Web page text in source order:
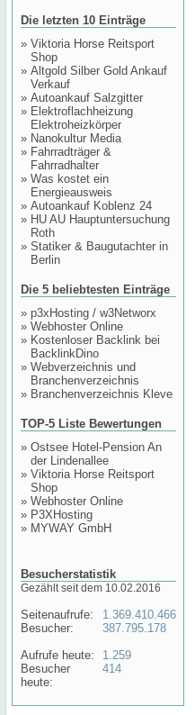
Die letzten 10 Einträge
» Viktoria Horse Reitsport
Shop
» Altgold Silber Gold Ankauf
Verkauf
» Autoankauf Salzgitter
» Elektroflachheizung
Elektroheizkörper
» Nanokultur Media
» Fahrradträger &
Fahrradhalter
» Was kostet ein
Energieausweis
» Autoankauf Koblenz 24
» HU AU Hauptuntersuchung
Roth
» Statiker & Baugutachter in
Berlin
Die 5 beliebtesten Einträge
» p3xHosting / w3Networx
» Webhoster Online
» Kostenloser Backlink bei
BacklinkDino
» Webverzeichnis und
Branchenverzeichnis
» Branchenverzeichnis Kleve
TOP-5 Liste Bewertungen
» Ostsee Hotel-Pension An
der Lindenallee
» Viktoria Horse Reitsport
Shop
» Webhoster Online
» P3XHosting
» MYWAY GmbH
Besucherstatistik
Gezählt seit dem 10.02.2016
Seitenaufrufe:
Besucher:
Aufrufe heute:
Besucher
heute:
1.369.410.466
387.795.178
1.259
414